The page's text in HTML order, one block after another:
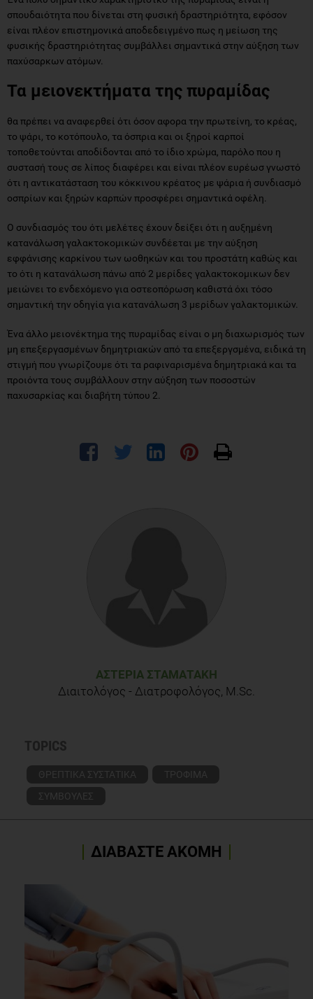
σπουδαιότητα που δίνεται στη φυσική δραστηριότητα, εφόσον
είναι πλέον επιστημονικά αποδεδειγμένο πως η μείωση της
φυσικής δραστηριότητας συμβάλλει σημαντικά στην αύξηση των
παχύσαρκων ατόμων.
Τα μειονεκτήματα της πυραμίδας
θα πρέπει να αναφερθεί ότι όσον αφορα την πρωτείνη, το κρέας,
το ψάρι, το κοτόπουλο, τα όσπρια και οι ξηροί καρποί
τοποθετούνται αποδίδονται από το ίδιο χρώμα, παρόλο που η
συστασή τους σε λίπος διαφέρει και είναι πλέον ευρέωσ γνωστό
ότι η αντικατάσταση του κόκκινου κρέατος με ψάρια ή συνδιασμό
οσπρίων και ξηρών καρπών προσφέρει σημαντικά οφέλη.
Ο συνδιασμός του ότι μελέτες έχουν δείξει ότι η αυξημένη
κατανάλωση γαλακτοκομικών συνδέεται με την αύξηση
εφφάνισης καρκίνου των ωοθηκών και του προστάτη καθώς και
το ότι η κατανάλωση πάνω από 2 μερίδες γαλακτοκομικων δεν
μειώνει το ενδεχόμενο για οστεοπόρωση καθιστά όχι τόσο
σημαντική την οδηγία για κατανάλωση 3 μερίδων γαλακτομικών.
Ένα άλλο μειονέκτημα της πυραμίδας είναι ο μη διαχωρισμός των
μη επεξεργασμένων δημητριακών από τα επεξεργσμένα, ειδικά τη
στιγμή που γνωρίζουμε ότι τα ραφιναρισμένα δημητριακά και τα
προιόντα τους συμβάλλουν στην αύξηση των ποσοστών
παχυσαρκίας και διαβήτη τύπου 2.
ΑΣΤΕΡΊΑ ΣΤΑΜΑΤΆΚΗ
Διαιτολόγος - Διατροφολόγος, M.Sc.
TOPICS
ΘΡΕΠΤΙΚΑ ΣΥΣΤΑΤΙΚΑ
ΤΡΟΦΙΜΑ
ΣΥΜΒΟΥΛΕΣ
ΔΙΑΒΑΣΤΕ ΑΚΟΜΗ